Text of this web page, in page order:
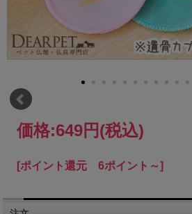
価格:649円(税込)
[ポイント還元 6ポイント～]